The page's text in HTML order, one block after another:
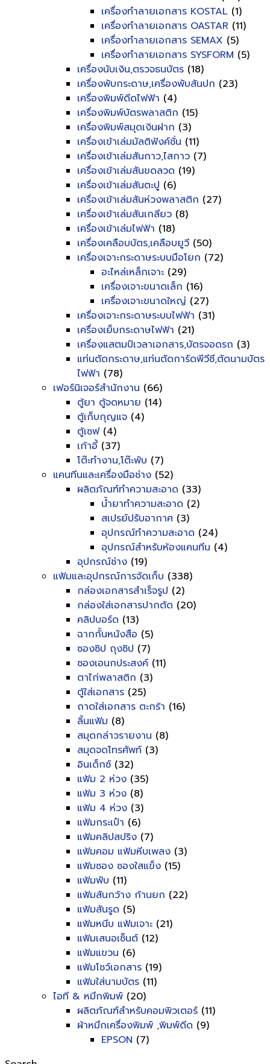
เครื่องทำลายเอกสาร KOSTAL (1)
เครื่องทำลายเอกสาร OASTAR (11)
เครื่องทำลายเอกสาร SEMAX (5)
เครื่องทำลายเอกสาร SYSFORM (5)
เครื่องนับเงิน,ตรวจธนบัตร (18)
เครื่องพับกระดาษ,เครื่องพับสันปก (23)
เครื่องพิมพ์ดีดไฟฟ้า (4)
เครื่องพิมพ์บัตรพลาสติก (15)
เครื่องพิมพ์สมุดเงินฝาก (3)
เครื่องเข้าเล่มมัลติฟังค์ชั่น (11)
เครื่องเข้าเล่มสันกาว,ไสกาว (7)
เครื่องเข้าเล่มสันขดลวด (19)
เครื่องเข้าเล่มสันตะปู (6)
เครื่องเข้าเล่มสันห่วงพลาสติก (27)
เครื่องเข้าเล่มสันเกลียว (8)
เครื่องเข้าเล่มไฟฟ้า (18)
เครื่องเคลือบบัตร,เคลือบยูวี (50)
เครื่องเจาะกระดาษระบบมือโยก (72)
อะไหล่เหล็กเจาะ (29)
เครื่องเจาะขนาดเล็ก (16)
เครื่องเจาะขนาดใหญ่ (27)
เครื่องเจาะกระดาษระบบไฟฟ้า (31)
เครื่องเย็บกระดาษไฟฟ้า (21)
เครื่องแสตมป์เวลาเอกสาร,บัตรจอดรถ (3)
แท่นตัดกระดาษ,แท่นตัดการ์ดพีวีซี,ตัดนามบัตร
ไฟฟ้า (78)
เฟอร์นิเจอร์สำนักงาน (66)
ตู้ยา ตู้จดหมาย (14)
ตู้เก็บกุญแจ (4)
ตู้เซฟ(4)
เก้าอี้ (37)
โต๊ะทำงาน,โต๊ะพับ (7)
แคนทีนและเครื่องมือช่าง (52)
ผลิตภัณฑ์ทำความสะอาด (33)
น้ำยาทำความสะอาด (2)
สเปรย์ปรับอากาศ (3)
อุปกรณ์ทำความสะอาด (24)
อุปกรณ์สำหรับห้องแคนทีน (4)
อุปกรณ์ช่าง (19)
แฟ้มและอุปกรณ์การจัดเก็บ (338)
กล่องเอกสารสำเร็จรูป (2)
กล่องใส่เอกสารปากตัด (20)
คลิปบอร์ด (13)
ฉากกั้นหนังสือ (5)
ซองซิป ถุงซิป (7)
ซองเอนกประสงค์ (11)
ตาไก่พลาสติก (3)
ตู้ใส่เอกสาร (25)
ถาดใส่เอกสาร ตะกร้า (16)
ลิ้นแฟ้ม (8)
สมุดกล่าวรายงาน (8)
สมุดจดโทรศัพท์ (3)
อินเด็กซ์ (32)
แฟ้ม 2 ห่วง (35)
แฟ้ม 3 ห่วง (8)
แฟ้ม 4 ห่วง (3)
แฟ้มกระเป๋า (6)
แฟ้มคลิปสปริง (7)
แฟ้มคอม แฟ้มหีบเพลง (3)
แฟ้มซอง ซองใสแข็ง (15)
แฟ้มพับ (11)
แฟ้มสันกว้าง ก้านยก (22)
แฟ้มสันรูด (5)
แฟ้มหนีบ แฟ้มเจาะ (21)
แฟ้มเสนอเซ็นต์ (12)
แฟ้มแขวน (6)
แฟ้มโชว์เอกสาร (19)
แฟ้มใส่นามบัตร (11)
ไอที & หมึกพิมพ์ (20)
ผลิตภัณฑ์สำหรับคอมพิวเตอร์ (11)
ผ้าหมึกเครื่องพิมพ์ ,พิมพ์ดีด (9)
EPSON (7)